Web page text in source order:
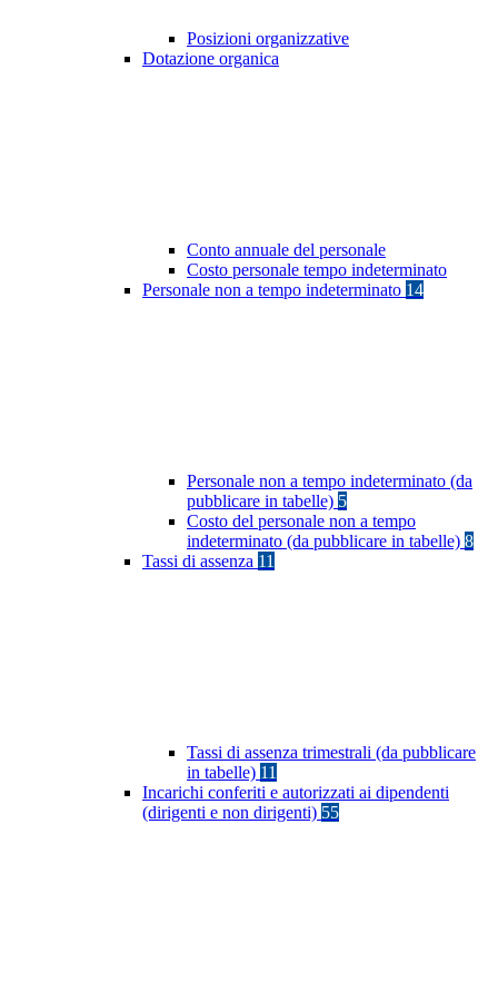
Posizioni organizzative
Dotazione organica
Conto annuale del personale
Costo personale tempo indeterminato
Personale non a tempo indeterminato 14
Personale non a tempo indeterminato (da
pubblicare in tabelle) 5
Costo del personale non a tempo
indeterminato (da pubblicare in tabelle) 8
Tassi di assenza 11
Tassi di assenza trimestrali (da pubblicare
in tabelle) 11
Incarichi conferiti e autorizzati ai dipendenti
(dirigenti e non dirigenti) 55